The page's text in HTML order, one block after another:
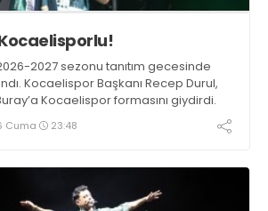
2027 sezonu tanıtım gecesinde
Kocaelispor Başkanı Recep Durul,
Kocaelispor formasını giydirdi.
Cuma 23:48